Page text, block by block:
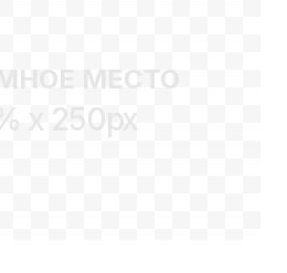
МЕСТО
x 250px